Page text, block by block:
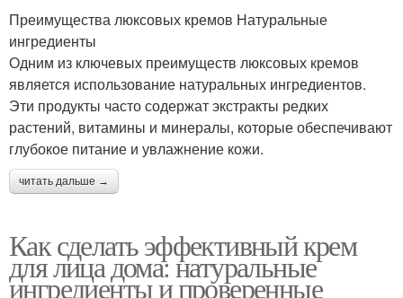
Преимущества люксовых кремов Натуральные
ингредиенты
Одним из ключевых преимуществ люксовых кремов
является использование натуральных ингредиентов.
Эти продукты часто содержат экстракты редких
растений, витамины и минералы, которые обеспечивают
глубокое питание и увлажнение кожи.
читать дальше →
Как сделать эффективный крем
для лица дома: натуральные
ингредиенты и проверенные